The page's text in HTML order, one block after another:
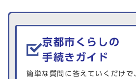
生活情報を探す
京都市くらしの
手続きガイド
簡単な質問に答えていくだけで